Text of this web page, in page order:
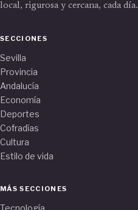
local, rigurosa y cercana, cada día.
SECCIONES
Sevilla
Provincia
Andalucía
Economía
Deportes
Cofradías
Cultura
Estilo de vida
MÁS SECCIONES
Tecnología